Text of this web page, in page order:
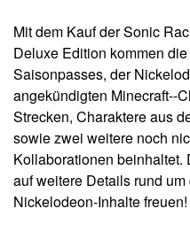
Mit dem Kauf der Sonic
Deluxe Edition kommen
Saisonpasses, der
angekündigten Minecraft--
Strecken, Charaktere aus
sowie zwei weitere noch
Kollaborationen
auf weitere Details rund
Nickelodeon-Inhalte freuen!